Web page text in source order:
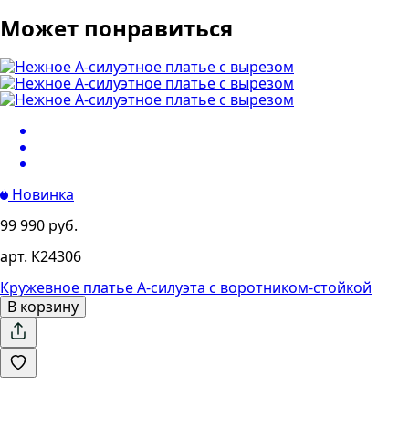
Может понравиться
Новинка
99 990 руб.
арт. К24306
Кружевное платье А-силуэта с воротником-стойкой
В корзину